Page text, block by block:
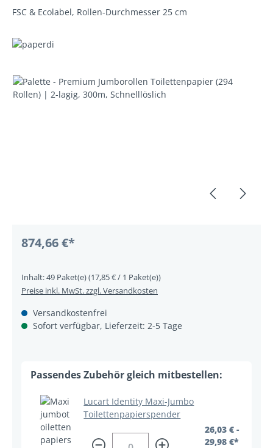
FSC & Ecolabel, Rollen-Durchmesser 25 cm
Bildergalerie überspringen
874,66 €*
Inhalt:49 Paket(e)(17,85 € / 1 Paket(e))
Preise inkl. MwSt. zzgl. Versandkosten
Versandkostenfrei
Sofort verfügbar, Lieferzeit: 2-5 Tage
Lucart Identity Maxi-Jumbo
Toilettenpapierspender
26,03 € -
29,98 €*